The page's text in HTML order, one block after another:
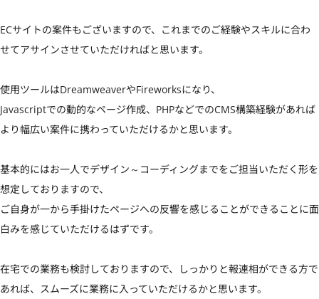
ECサイトの案件もございますので、これまでのご経験やスキルに合わ
せてアサインさせていただければと思います。
使用ツールはDreamweaverやFireworksになり、
Javascriptでの動的なページ作成、PHPなどでのCMS構築経験があれば
より幅広い案件に携わっていただけるかと思います。
基本的にはお一人でデザイン～コーディングまでをご担当いただく形を
想定しておりますので、
ご自身が一から手掛けたページへの反響を感じることができることに面
白みを感じていただけるはずです。
在宅での業務も検討しておりますので、しっかりと報連相ができる方で
あれば、スムーズに業務に入っていただけるかと思います。